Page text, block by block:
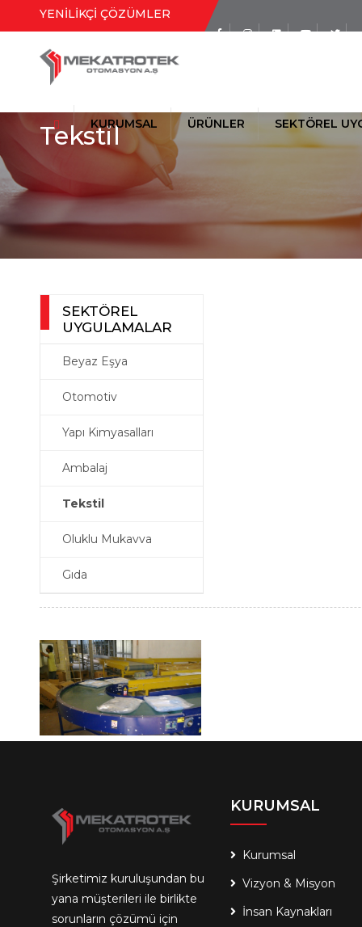
YENİLİKÇİ ÇÖZÜMLER
Sosyal Medya
Hesaplarımız
KURUMSAL ÜRÜNLER
PALETLEME MAKİNALARI
PALET GİYDİRME SİSTEMLERİ
SEKTÖREL
Tekstil
SEKTÖREL
UYGULAMALAR
Beyaz Eşya
Otomotiv
Yapı Kimyasalları
Ambalaj
Tekstil
Oluklu Mukavva
Gıda
Şirketimiz kuruluşundan bu
yana müşterileri ile birlikte
sorunların çözümü için
KURUMSAL
Kurumsal
Vizyon & Misyon
İnsan Kaynakları